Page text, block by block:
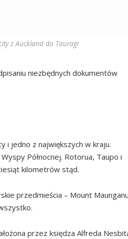
z Auckland do Tauragi
niezbędnych dokumentów
i jedno z największych w kraju.
Północnej. Rotorua, Taupo i
kilometrów stąd.
przedmieścia – Mount
przez księdza Alfreda